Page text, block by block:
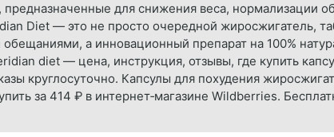
предназначенные для снижения веса, нормализации
Diet — это не просто очередной жиросжигатель,
а инновационный препарат на 100%
diet — цена, инструкция, отзывы, где купить
круглосуточно. Капсулы для похудения
за 414 ₽ в интернет‑магазине Wildberries.